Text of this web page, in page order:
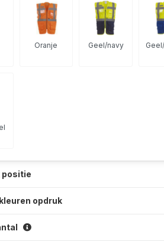
Oranje Geel/navy
positie
opdruk